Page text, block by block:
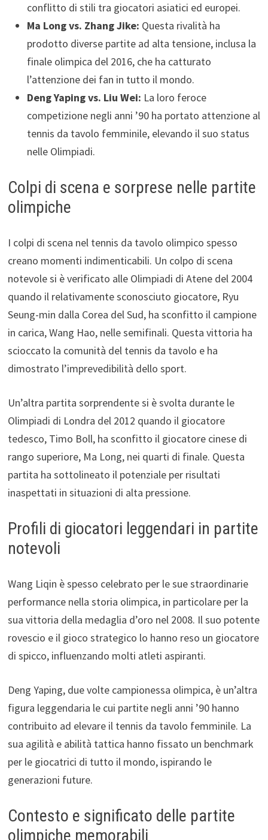
conflitto di stili tra giocatori asiatici ed europei.
Ma Long vs. Zhang Jike: Questa rivalità ha
prodotto diverse partite ad alta tensione, inclusa la
finale olimpica del 2016, che ha catturato
l’attenzione dei fan in tutto il mondo.
Deng Yaping vs. Liu Wei: La loro feroce
competizione negli anni ’90 ha portato attenzione al
tennis da tavolo femminile, elevando il suo status
nelle Olimpiadi.
Colpi di scena e sorprese nelle partite
olimpiche
I colpi di scena nel tennis da tavolo olimpico spesso
creano momenti indimenticabili. Un colpo di scena
notevole si è verificato alle Olimpiadi di Atene del 2004
quando il relativamente sconosciuto giocatore, Ryu
Seung-min dalla Corea del Sud, ha sconfitto il campione
in carica, Wang Hao, nelle semifinali. Questa vittoria ha
scioccato la comunità del tennis da tavolo e ha
dimostrato l’imprevedibilità dello sport.
Un’altra partita sorprendente si è svolta durante le
Olimpiadi di Londra del 2012 quando il giocatore
tedesco, Timo Boll, ha sconfitto il giocatore cinese di
rango superiore, Ma Long, nei quarti di finale. Questa
partita ha sottolineato il potenziale per risultati
inaspettati in situazioni di alta pressione.
Profili di giocatori leggendari in partite
notevoli
Wang Liqin è spesso celebrato per le sue straordinarie
performance nella storia olimpica, in particolare per la
sua vittoria della medaglia d’oro nel 2008. Il suo potente
rovescio e il gioco strategico lo hanno reso un giocatore
di spicco, influenzando molti atleti aspiranti.
Deng Yaping, due volte campionessa olimpica, è un’altra
figura leggendaria le cui partite negli anni ’90 hanno
contribuito ad elevare il tennis da tavolo femminile. La
sua agilità e abilità tattica hanno fissato un benchmark
per le giocatrici di tutto il mondo, ispirando le
generazioni future.
Contesto e significato delle partite
olimpiche memorabili